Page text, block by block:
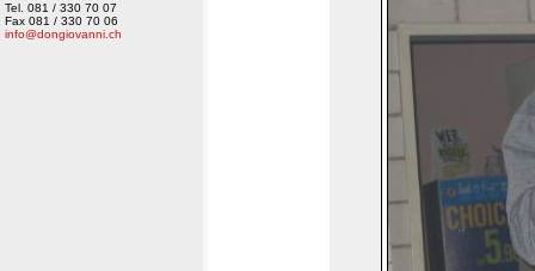
Tel. 081 / 330 70 07
Fax 081 / 330 70 06
info@dongiovanni.ch